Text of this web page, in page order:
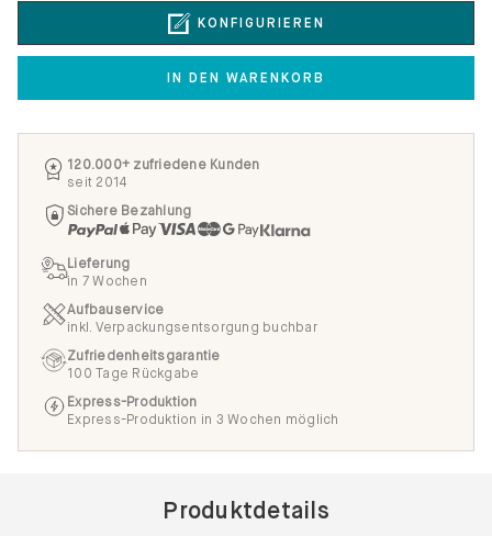
KONFIGURIEREN
IN DEN WARENKORB
120.000+ zufriedene Kunden
seit 2014
Sichere Bezahlung
Lieferung
in 7 Wochen
Aufbauservice
inkl. Verpackungsentsorgung buchbar
Zufriedenheitsgarantie
100 Tage Rückgabe
Express-Produktion
Express-Produktion in 3 Wochen möglich
Produktdetails